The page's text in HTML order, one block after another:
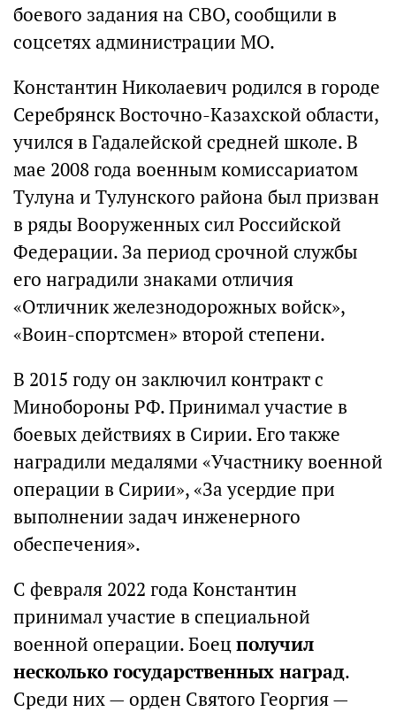
боевого задания на СВО, сообщили в
соцсетях администрации МО.
Константин Николаевич родился в городе
Серебрянск Восточно-Казахской области,
учился в Гадалейской средней школе. В
мае 2008 года военным комиссариатом
Тулуна и Тулунского района был призван
в ряды Вооруженных сил Российской
Федерации. За период срочной службы
его наградили знаками отличия
«Отличник железнодорожных войск»,
«Воин-спортсмен» второй степени.
В 2015 году он заключил контракт с
Минобороны РФ. Принимал участие в
боевых действиях в Сирии. Его также
наградили медалями «Участнику военной
операции в Сирии», «За усердие при
выполнении задач инженерного
обеспечения».
С февраля 2022 года Константин
принимал участие в специальной
военной операции. Боецполучил
несколько государственных наград.
Среди них — орден Святого Георгия —